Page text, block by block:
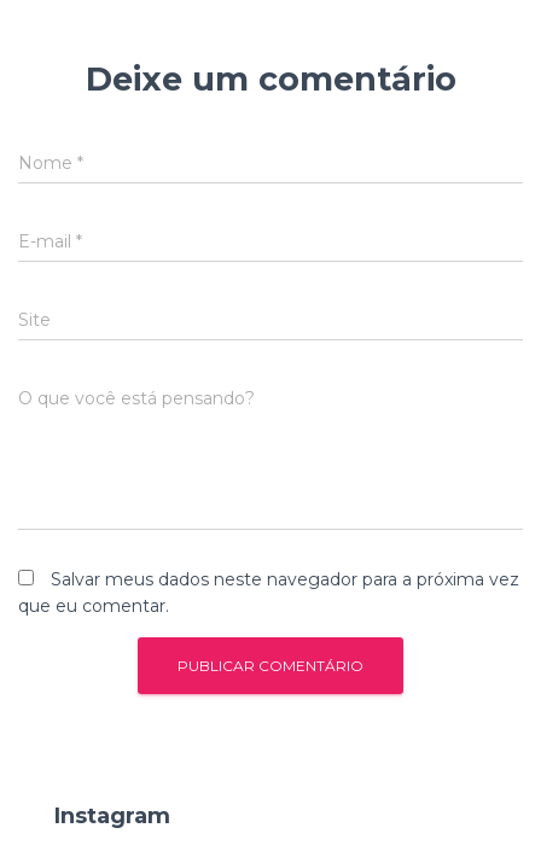
Deixe um comentário
Nome *
E-mail *
Site
O que você está pensando?
Salvar meus dados neste navegador para a próxima vez
que eu comentar.
Instagram